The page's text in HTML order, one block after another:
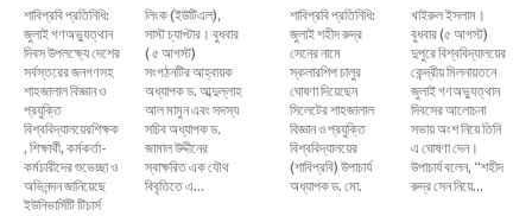
শাবিপ্রবি প্রতিনিধি:
জুলাই গণঅভ্যুত্থান
দিবস উপলক্ষ্যে দেশের
সর্বস্তরের জনগণসহ
শাহজালাল বিজ্ঞান ও
প্রযুক্তি
বিশ্ববিদ্যালয়েরশিক্ষক
, শিক্ষার্থী, কর্মকর্তা-
কর্মচারীদের শুভেচ্ছা ও
অভিনন্দন জানিয়েছে
ইউনিভার্সিটি টিচার্স
লিংক (ইউটিএল),
সাস্ট চ্যাপ্টার। বুধবার
( ৫ আগস্ট)
সংগঠনটির আহ্বায়ক
অধ্যাপক ড. আব্দুল্লাহ
আল মামুন এবং সদস্য
সচিব অধ্যাপক ড.
জামাল উদ্দীনের
স্বাক্ষরিত এক যৌথ
বিবৃতিতে এ...
শাবিপ্রবি প্রতিনিধি:
জুলাই শহীদ রুদ্র
সেনের নামে
স্কলারশিপ চালুর
ঘোষণা দিয়েছেন
সিলেটের শাহজালাল
বিজ্ঞান ও প্রযুক্তি
বিশ্ববিদ্যালয়ের
(শাবিপ্রবি) উপাচার্য
অধ্যাপক ড. মো.
খাইরুল ইসলাম।
বুধবার (৫ আগস্ট)
দুপুরে বিশ্ববিদ্যালয়ের
কেন্দ্রীয় মিলনায়তনে
জুলাই গণঅভ্যুত্থান
দিবসের আলোচনা
সভায় অংশ নিয়ে তিনি
এ ঘোষণা দেন।
উপাচার্য বলেন, ‌“শহীদ
রুদ্র সেন নিয়ে...